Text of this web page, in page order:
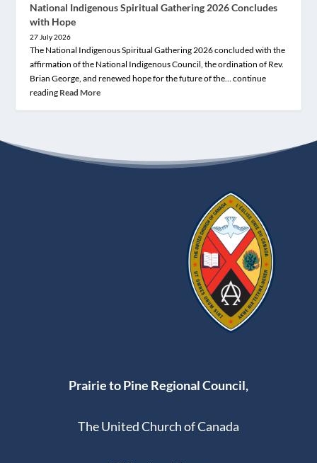
National Indigenous Spiritual Gathering 2026 Concludes
with Hope
27 July 2026
The National Indigenous Spiritual Gathering 2026 concluded with the
affirmation of the National Indigenous Council, the ordination of Rev.
Brian George, and renewed hope for the future of the… continue
reading Read More
Prairie to Pine Regional Council,
The United Church of Canada